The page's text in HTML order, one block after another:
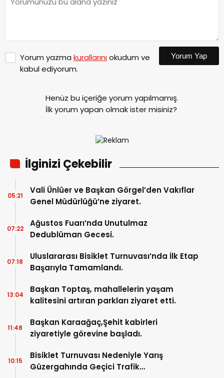
Yorum yazma kurallarınıokudum ve
kabul ediyorum.
Yorum Yap
Henüz bu içeriğe yorum yapılmamış.
İlk yorum yapan olmak ister misiniz?
İlginizi Çekebilir
Vali Ünlüer ve Başkan Görgel’den Vakıflar
Genel Müdürlüğü’ne ziyaret.
05:21
Ağustos Fuarı’nda Unutulmaz
Dedublüman Gecesi.
07:22
Uluslararası Bisiklet Turnuvası’nda İlk Etap
Başarıyla Tamamlandı.
07:18
Başkan Toptaş, mahallelerin yaşam
kalitesini artıran parkları ziyaret etti.
13:04
Başkan Karaağaç,Şehit kabirleri
ziyaretiyle görevine başladı.
11:48
Bisiklet Turnuvası Nedeniyle Yarış
Güzergahında Geçici Trafik
10:15